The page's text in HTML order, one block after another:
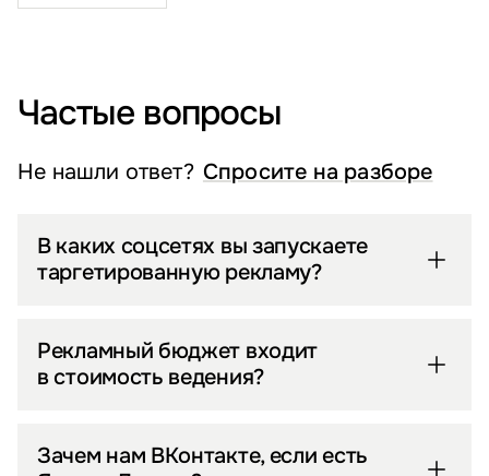
Частые вопросы
Не нашли ответ? Спросите на разборе
В каких соцсетях вы запускаете
таргетированную рекламу?
Рекламный бюджет входит
в стоимость ведения?
Зачем нам ВКонтакте, если есть